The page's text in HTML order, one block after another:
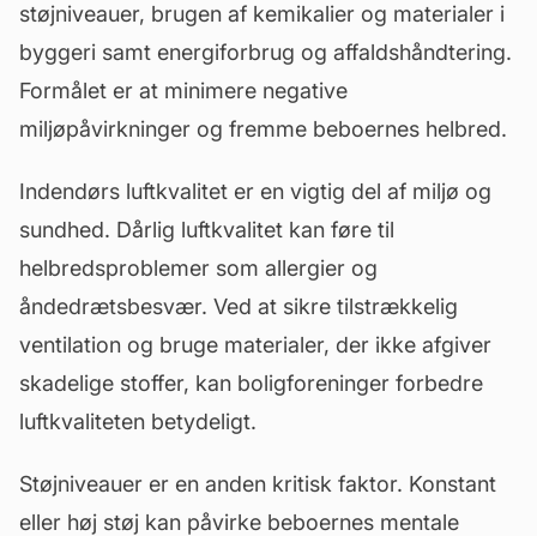
støjniveauer, brugen af kemikalier og materialer i
byggeri samt energiforbrug og affaldshåndtering.
Formålet er at minimere negative
miljøpåvirkninger og fremme beboernes helbred.
Indendørs luftkvalitet er en vigtig del af miljø og
sundhed. Dårlig luftkvalitet kan føre til
helbredsproblemer som allergier og
åndedrætsbesvær. Ved at sikre tilstrækkelig
ventilation og bruge materialer, der ikke afgiver
skadelige stoffer, kan boligforeninger forbedre
luftkvaliteten betydeligt.
Støjniveauer er en anden kritisk faktor. Konstant
eller høj støj kan påvirke beboernes mentale